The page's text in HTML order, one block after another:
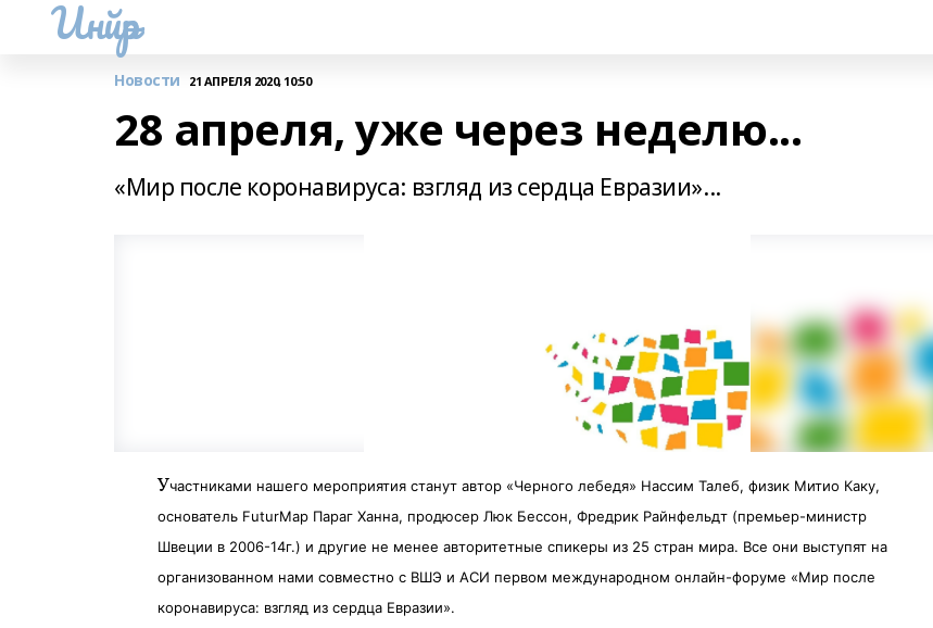
Инйәр
Новости 21 АПРЕЛЯ 2020, 10:50
28 апреля, уже через неделю...
«Мир после коронавируса: взгляд из сердца Евразии»...
Участниками нашего мероприятия станут автор «Черного лебедя» Нассим Талеб, физик Митио Каку,
основатель FuturMap Параг Ханна, продюсер Люк Бессон, Фредрик Райнфельдт (премьер-министр
Швеции в 2006-14г.) и другие не менее авторитетные спикеры из 25 стран мира. Все они выступят на
организованном нами совместно с ВШЭ и АСИ первом международном онлайн-форуме «Мир после
коронавируса: взгляд из сердца Евразии».